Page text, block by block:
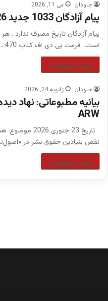
جاودان می 11, 2026
پیام آزادگان 1033 جدید 5/8/2026
پیام آزادگان تاریخ مصرف ندارد .
است. فرمت پی دی اف کتاب 470…
بیشتر بخوانید »
جاودان ژانویه 24, 2026
بیانیه مطبوعاتی: نهاد
ARW
تاریخ 23
نقض بنیادین حقوق بشر در
بیشتر بخوانید »